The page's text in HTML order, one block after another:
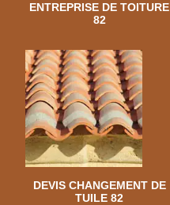
ENTREPRISE DE TOITURE
82
DEVIS CHANGEMENT DE
TUILE 82